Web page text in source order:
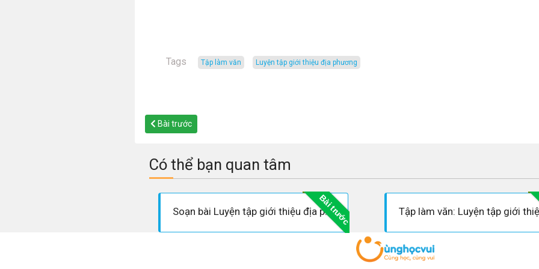
Tags tập làm văn luyện tập giới thiệu địa phương
Bài trước
Có thể bạn quan tâm
Bài trước
Soạn bài Luyện tập giới thiệu địa phương - Soạn tiếng việt lớp 4